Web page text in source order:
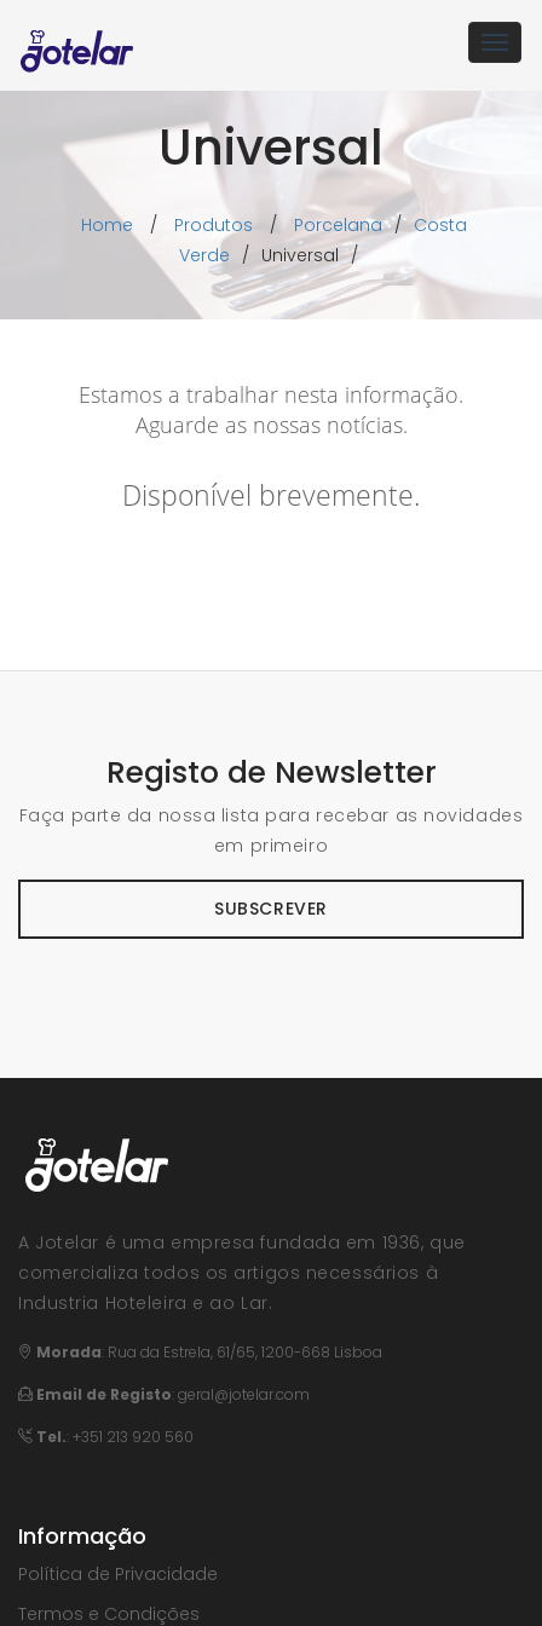
Universal
Home / Produtos / Porcelana / Costa
Verde / Universal /
Estamos a trabalhar nesta informação.
Aguarde as nossas notícias.
Disponível brevemente.
Registo de Newsletter
Faça parte da nossa lista para recebar as novidades
em primeiro
SUBSCREVER
A Jotelar é uma empresa fundada em 1936, que
comercializa todos os artigos necessários à
Industria Hoteleira e ao Lar.
Morada: Rua da Estrela, 61/65, 1200-668 Lisboa
Email de Registo:geral@jotelar.com
Tel.: +351 213 920 560
Informação
Política de Privacidade
Termos e Condições